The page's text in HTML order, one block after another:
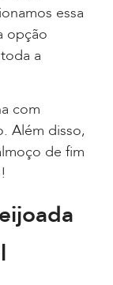
essa
opção
a
com
Além disso,
de fim